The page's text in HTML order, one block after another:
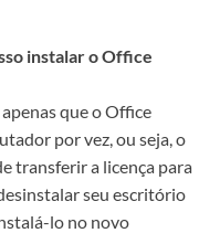
instalar o Office
que o Office
por vez, ou seja, o
transferir a licença para
seu escritório
lo no novo